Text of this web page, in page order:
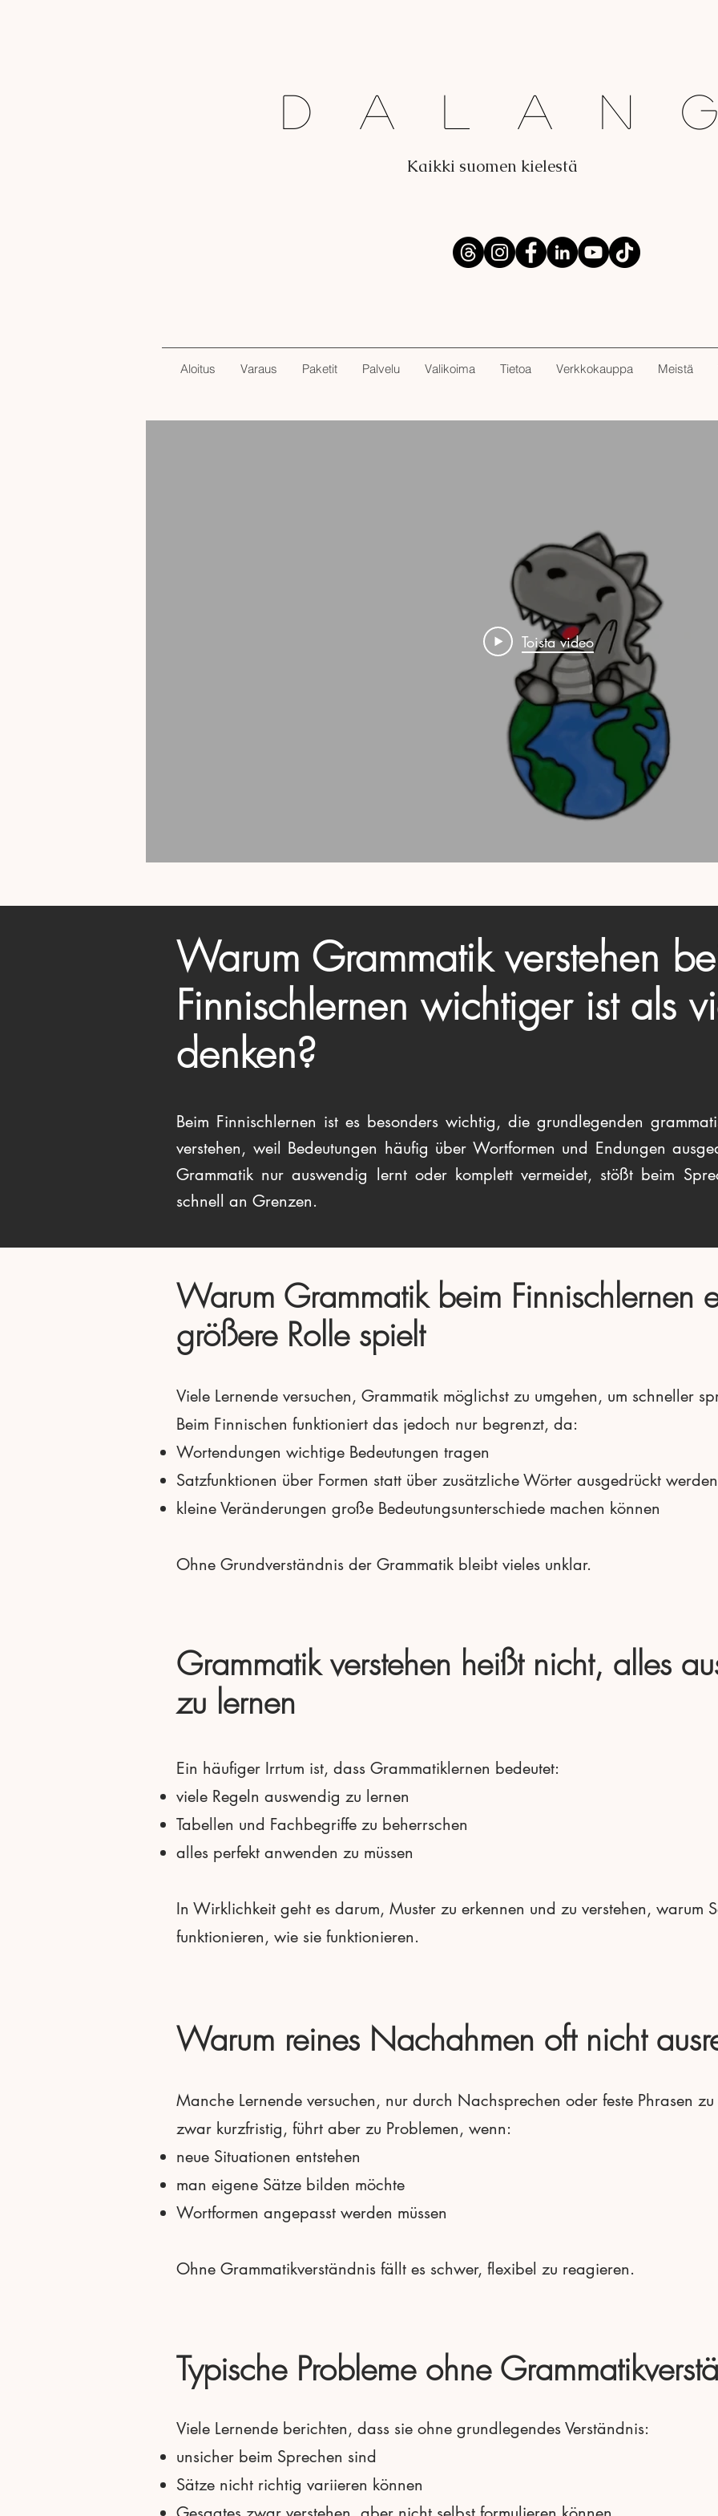
Kaikki suomen kielestä
Aloitus Varaus Paketit Palvelu Valikoima Tietoa Verkkokauppa Meistä
Toista video
Warum Grammatik verstehen
Finnischlernen wichtiger ist als
denken?
Beim Finnischlernen ist es besonders wichtig, die grundlegenden
verstehen, weil Bedeutungen häufig über Wortformen und Endungen
Grammatik nur auswendig lernt oder komplett vermeidet, stößt beim
schnell an Grenzen.
Warum Grammatik beim Finnischlernen
größere Rolle spielt
Viele Lernende versuchen, Grammatik möglichst zu umgehen, um schneller
Beim Finnischen funktioniert das jedoch nur begrenzt, da:
Wortendungen wichtige Bedeutungen tragen
Satzfunktionen über Formen statt über zusätzliche Wörter ausgedrückt werden
kleine Veränderungen große Bedeutungsunterschiede machen können
Ohne Grundverständnis der Grammatik bleibt vieles unklar.
Grammatik verstehen heißt nicht, alles
zu lernen
Ein häufiger Irrtum ist, dass Grammatiklernen bedeutet:
viele Regeln auswendig zu lernen
Tabellen und Fachbegriffe zu beherrschen
alles perfekt anwenden zu müssen
In Wirklichkeit geht es darum, Muster zu erkennen und zu verstehen, warum
funktionieren, wie sie funktionieren.
Warum reines Nachahmen oft nicht
Manche Lernende versuchen, nur durch Nachsprechen oder feste Phrasen
zwar kurzfristig, führt aber zu Problemen, wenn:
neue Situationen entstehen
man eigene Sätze bilden möchte
Wortformen angepasst werden müssen
Ohne Grammatikverständnis fällt es schwer, flexibel zu reagieren.
Typische Probleme ohne
Viele Lernende berichten, dass sie ohne grundlegendes Verständnis:
unsicher beim Sprechen sind
Sätze nicht richtig variieren können